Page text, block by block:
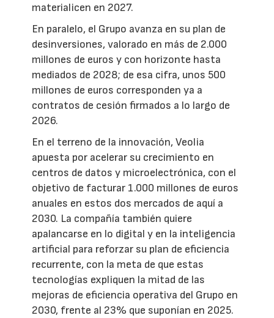
materialicen en 2027.
En paralelo, el Grupo avanza en su plan de
desinversiones, valorado en más de 2.000
millones de euros y con horizonte hasta
mediados de 2028; de esa cifra, unos 500
millones de euros corresponden ya a
contratos de cesión firmados a lo largo de
2026.
En el terreno de la innovación, Veolia
apuesta por acelerar su crecimiento en
centros de datos y microelectrónica, con el
objetivo de facturar 1.000 millones de euros
anuales en estos dos mercados de aquí a
2030. La compañía también quiere
apalancarse en lo digital y en la inteligencia
artificial para reforzar su plan de eficiencia
recurrente, con la meta de que estas
tecnologías expliquen la mitad de las
mejoras de eficiencia operativa del Grupo en
2030, frente al 23% que suponían en 2025.